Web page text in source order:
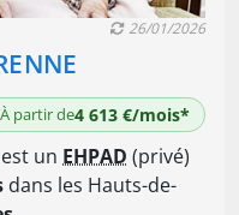
26/01/2026
À partir de4 613 €/mois*
est un EHPAD (privé)
dans les Hauts-de-